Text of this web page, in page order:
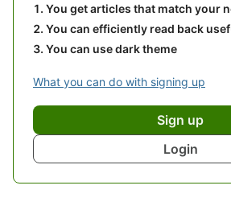
You get articles that match your
You can efficiently read back
You can use dark theme
What you can do with signing up
Sign up
Login